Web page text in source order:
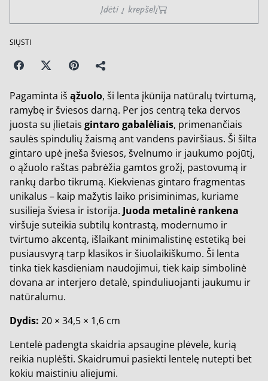
Įdėti į krepšelį
SIŲSTI
Pagaminta iš ąžuolo, ši lenta įkūnija natūralų tvirtumą,
ramybę ir šviesos darną. Per jos centrą teka dervos
juosta su įlietais gintaro gabalėliais, primenančiais
saulės spindulių žaismą ant vandens paviršiaus. Ši šilta
gintaro upė įneša šviesos, švelnumo ir jaukumo pojūtį,
o ąžuolo raštas pabrėžia gamtos grožį, pastovumą ir
rankų darbo tikrumą. Kiekvienas gintaro fragmentas
unikalus – kaip mažytis laiko prisiminimas, kuriame
susilieja šviesa ir istorija. Juoda metalinė rankena
viršuje suteikia subtilų kontrastą, modernumo ir
tvirtumo akcentą, išlaikant minimalistinę estetiką bei
pusiausvyrą tarp klasikos ir šiuolaikiškumo. Ši lenta
tinka tiek kasdieniam naudojimui, tiek kaip simbolinė
dovana ar interjero detalė, spinduliuojanti jaukumu ir
natūralumu.
Dydis: 20 × 34,5 × 1,6 cm
Lentelė padengta skaidria apsaugine plėvele, kurią
reikia nuplėšti. Skaidrumui pasiekti lentelę nutepti bet
kokiu maistiniu aliejumi.